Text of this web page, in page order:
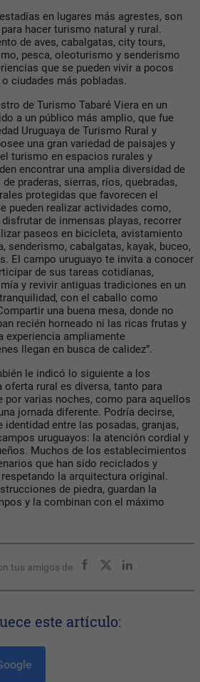
en lugares más agrestes, son
hacer turismo natural y rural.
de aves, cabalgatas, city tours,
pesca, oleoturismo y senderismo
que se pueden vivir a pocos
ciudades más pobladas.
de Turismo Tabaré Viera en un
a un público más amplio, que fue
Uruguaya de Turismo Rural y
una gran variedad de paisajes y
turismo en espacios rurales y
encontrar una amplia diversidad de
praderas, sierras, ríos, quebradas,
protegidas que favorecen el
pueden realizar actividades como,
de inmensas playas, recorrer
paseos en bicicleta, avistamiento
senderismo, cabalgatas, kayak, buceo,
El campo uruguayo te invita a conocer
de sus tareas cotidianas,
y revivir antiguas tradiciones en un
con el caballo como
una buena mesa, donde no
recién horneado ni las ricas frutas y
experiencia ampliamente
llegan en busca de calidez”.
le indicó lo siguiente a los
oferta rural es diversa, tanto para
por varias noches, como para aquellos
jornada diferente. Podría decirse,
identidad entre las posadas, granjas,
uruguayos: la atención cordial y
Muchos de los establecimientos
que han sido reciclados y
la arquitectura original.
de piedra, guardan la
y la combinan con el máximo
tus amigos de
este artículo: